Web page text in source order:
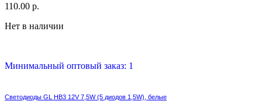
110.00 р.
Нет в наличии
Минимальный оптовый заказ: 1
Светодиоды GL HB3 12V 7,5W (5 диодов 1,5W), белые